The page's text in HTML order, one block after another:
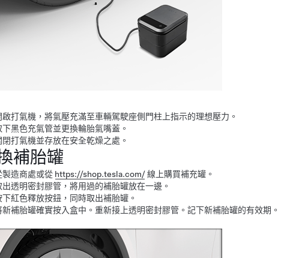
啟打氣機，將氣壓充滿至車輛駕駛座側門柱上指示的理想壓力。
下黑色充氣管並更換輪胎氣嘴蓋。
閉打氣機並存放在安全乾燥之處。
補胎罐
製造商處或從 https://shop.tesla.com/線上購買補充罐。
出透明密封膠管，將用過的補胎罐放在一邊。
下紅色釋放按鈕，同時取出補胎罐。
新補胎罐確實按入盒中。重新接上透明密封膠管。記下新補胎罐的有效期。